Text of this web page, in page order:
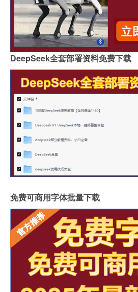
DeepSeek全套部署资料免费下载
免费可商用字体批量下载